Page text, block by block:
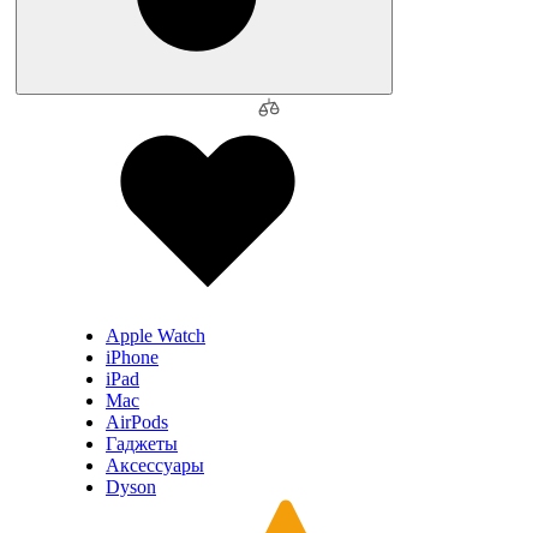
Apple Watch
iPhone
iPad
Mac
AirPods
Гаджеты
Аксессуары
Dyson